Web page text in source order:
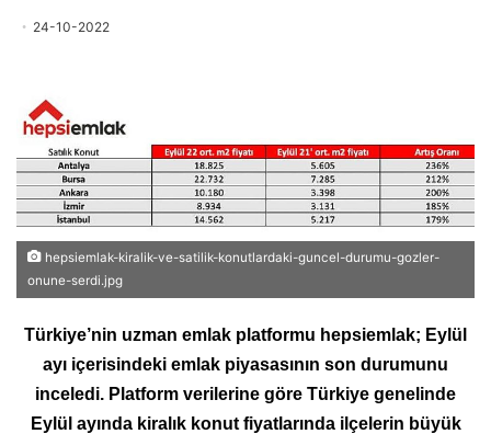
24-10-2022
hepsiemlak-kiralik-ve-satilik-konutlardaki-guncel-durumu-gozler-
onune-serdi.jpg
Türkiye’nin uzman emlak platformu hepsiemlak; Eylül
ayı içerisindeki emlak piyasasının son durumunu
inceledi. Platform verilerine göre Türkiye genelinde
Eylül ayında kiralık konut fiyatlarında ilçelerin büyük